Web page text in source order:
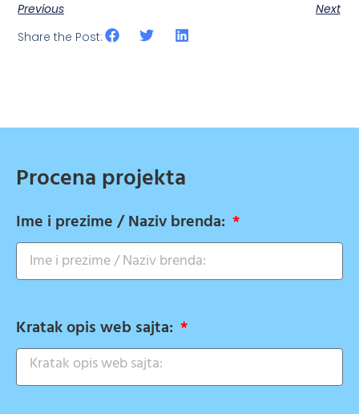
Previous
Next
Share the Post:
Procena projekta
Ime i prezime / Naziv brenda:
Kratak opis web sajta: